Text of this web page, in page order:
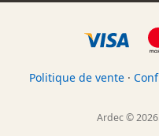
Politique de vente ·
Ardec ©